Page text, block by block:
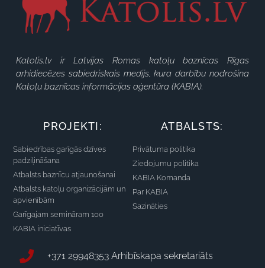
Katolis.lv ir Latvijas Romas katoļu baznīcas Rīgas
arhidiecēzes sabiedriskais medijs, kura darbību nodrošina
Katoļu baznīcas informācijas aģentūra (KABIA).
PROJEKTI:
Sabiedrības garīgās dzīves
padziļināšana
Atbalsts baznīcu atjaunošanai
Atbalsts katoļu organizācijām un
apvienībām
Garīgajam semināram 100
KABIA iniciatīvas
ATBALSTS:
Privātuma politika
Ziedojumu politika
KABIA Komanda
Par KABIA
Sazināties
+371 29948353 Arhibīskapa sekretariāts